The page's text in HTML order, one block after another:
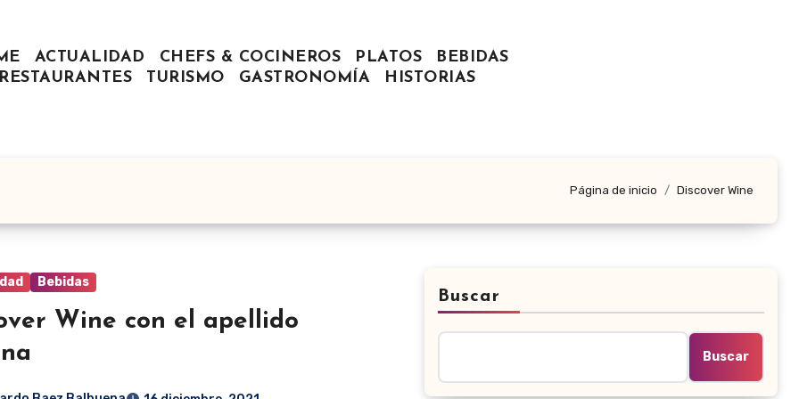
ACTUALIDAD CHEFS & COCINEROS PLATOS
BEBIDAS
RESTAURANTES
TURISMO GASTRONOMÍA HISTORIAS
Página de inicio Discover Wine
Bebidas
Wine con el apellido
Buscar
Buscar